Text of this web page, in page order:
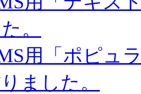
。
用「ポピュ
ました。